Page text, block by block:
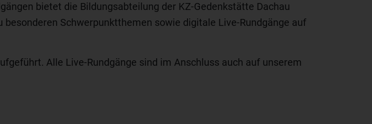
bietet die Bildungsabteilung der KZ-Gedenkstätte Dachau
Schwerpunktthemen sowie digitale Live-Rundgänge auf
Alle Live-Rundgänge sind im Anschluss auch auf unserem